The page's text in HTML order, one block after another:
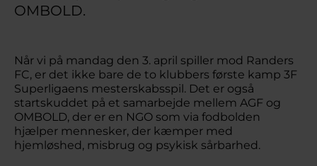
OMBOLD.
Når vi på mandag den 3. april spiller mod Randers
FC, er det ikke bare de to klubbers første kamp 3F
Superligaens mesterskabsspil. Det er også
startskuddet på et samarbejde mellem AGF og
OMBOLD, der er en NGO som via fodbolden
hjælper mennesker, der kæmper med
hjemløshed, misbrug og psykisk sårbarhed.